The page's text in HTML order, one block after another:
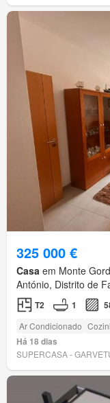
325 000 €
Casa em Monte
António, Distrito de
T2 1
Ar Condicionado
Há 18 dias
SUPERCASA -